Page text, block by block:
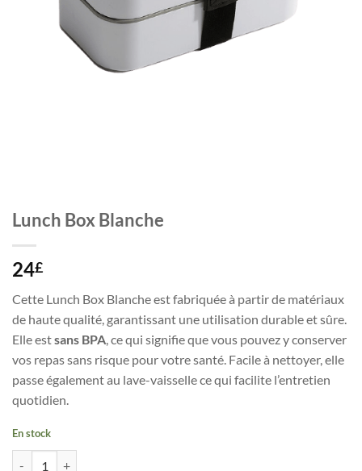
Lunch Box Blanche
24£
Cette Lunch Box Blanche est fabriquée à partir de matériaux
de haute qualité, garantissant une utilisation durable et sûre.
Elle estsans BPA, ce qui signifie que vous pouvez y conserver
vos repas sans risque pour votre santé. Facile à nettoyer, elle
passe également au lave-vaisselle ce qui facilite l’entretien
quotidien.
En stock